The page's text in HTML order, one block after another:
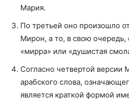
Мария.
По третьей оно произошло
Мирон, а то, в свою
«мирра» или «душистая
Согласно четвертой версии
арабского слова,
является краткой формой